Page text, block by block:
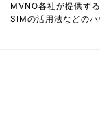
MVNO各社が提供す
SIMの活用法などのハ